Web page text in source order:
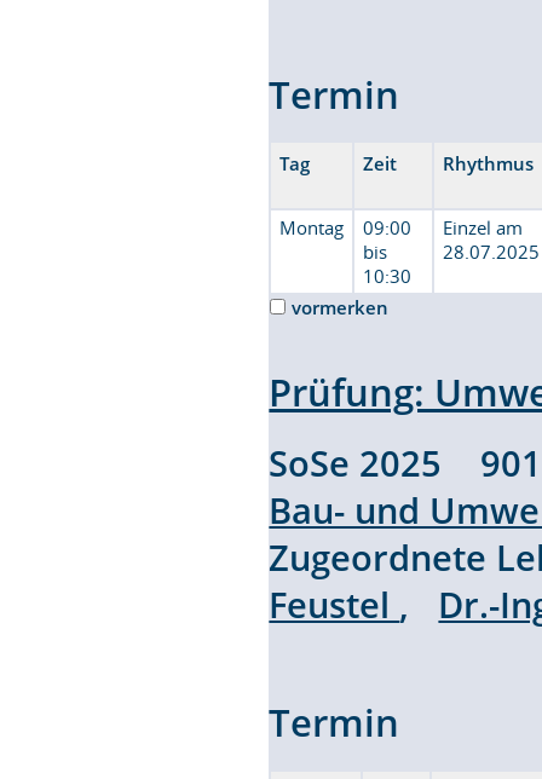
Termin
Tag Zeit Rhythmus
Montag
09:00
bis
10:30
Einzel am
28.07.2025
vormerken
Prüfung:
SoSe 2025
Bau- und
Zugeordnete
Feustel , Dr.-
Termin